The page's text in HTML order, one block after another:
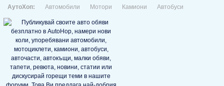
АутоХоп: Автомобили Мотори Камиони Автобуси